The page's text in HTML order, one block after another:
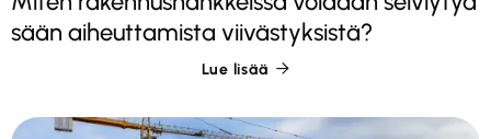
sään aiheuttamista viivästyksistä?
Lue lisää 